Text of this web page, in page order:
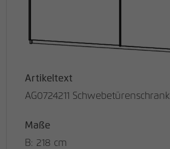
Artikeltext
AG0724211 Schwebetürenschrank
Maße
B: 218 cm